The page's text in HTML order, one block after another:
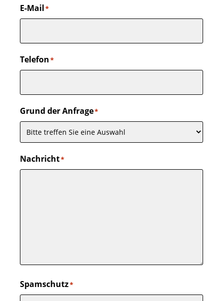
E-Mail*
Telefon*
Grund der Anfrage*
Nachricht*
Spamschutz*